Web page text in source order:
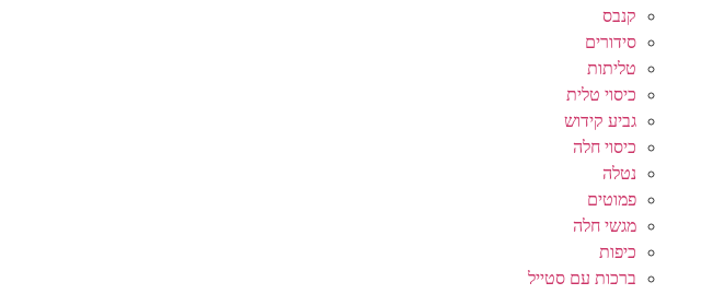
קנבס
סידורים
טליתות
כיסוי טלית
גביע קידוש
כיסוי חלה
נטלה
פמוטים
מגשי חלה
כיפות
ברכות עם סטייל